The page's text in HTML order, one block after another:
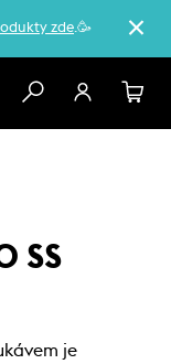
zde.🥳
SS
je